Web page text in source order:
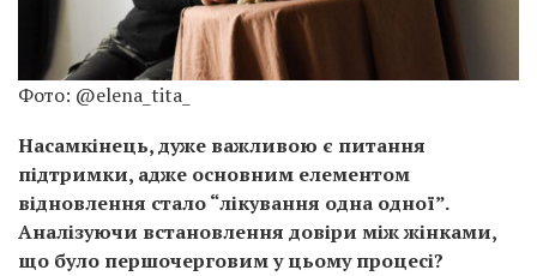
Фото: @elena_tita_
Насамкінець, дуже важливою є питання
підтримки, адже основним елементом
відновлення стало “лікування одна одної”.
Аналізуючи встановлення довіри між жінками,
що було першочерговим у цьому процесі?